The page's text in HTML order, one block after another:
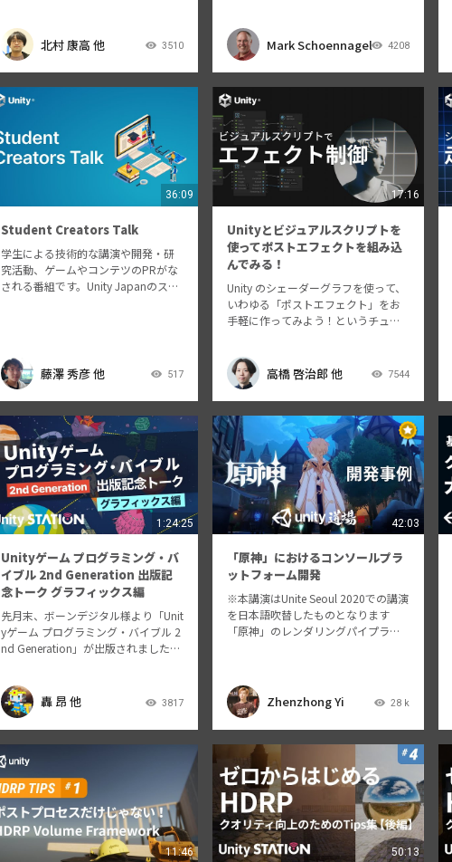
てご紹介します。 また、基本的なラ
イティングの作業だけでなく、視線
誘導なども含…
北村 康高 他 3510
ル、更新さ…Mark Schoennagel 4208
36:09
Student Creators Talk
学生による技術的な講演や開発・研
究活動、ゲームやコンテツのPRがな
される番組です。Unity Japanのスタ
藤澤 秀彦 他 517
17:16
Unityとビジュアルスクリプトを
使ってポストエフェクトを組み込
んでみる！
Unity のシェーダーグラフを使って、
いわゆる「ポストエフェクト」をお
手軽に作ってみよう！というチュー
フェクトをビジュアルスクリプトか
ら制御する方法について解説しま
す。 動…
高橋 啓治郎 他 7544
1:24:25
Unityゲーム プログラミング・バ
イブル 2nd Generation 出版記
念トーク グラフィックス編
先月末、ボーンデジタル様より「Unit
yゲーム プログラミング・バイブル 2
nd Generation」が出版されました。
入門や初級レベルを卒業した方向け
の書籍となって…
轟 昂 他 3817
42:03
「原神」におけるコンソールプラ
ットフォーム開発
※本講演はUnite Seoul 2020での講演
を日本語吹替したものとなります
「原神」のレンダリングパイプライ
zhong Yiがお…Zhenzhong Yi 28 k
11:46 50:13